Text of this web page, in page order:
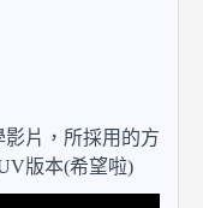
片，所採用的方
版本(希望啦)